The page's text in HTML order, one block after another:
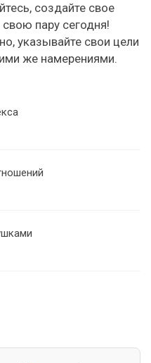
создайте свое
пару сегодня!
указывайте свои цели
же намерениями.